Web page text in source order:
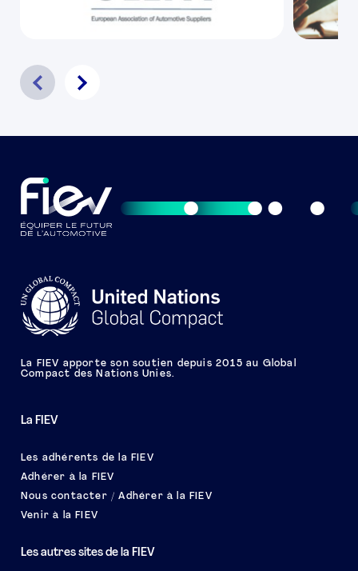
La FIEV
Les adhérents de la FIEV
Adhérer à la FIEV
Nous contacter / Adhérer à la FIEV
Venir à la FIEV
Les autres sites de la FIEV
La FIEV apporte son soutien depuis 2015 au Global
Compact des Nations Unies.